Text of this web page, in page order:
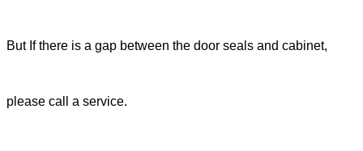
But If there is a gap between the door seals and cabinet,
please call a service.